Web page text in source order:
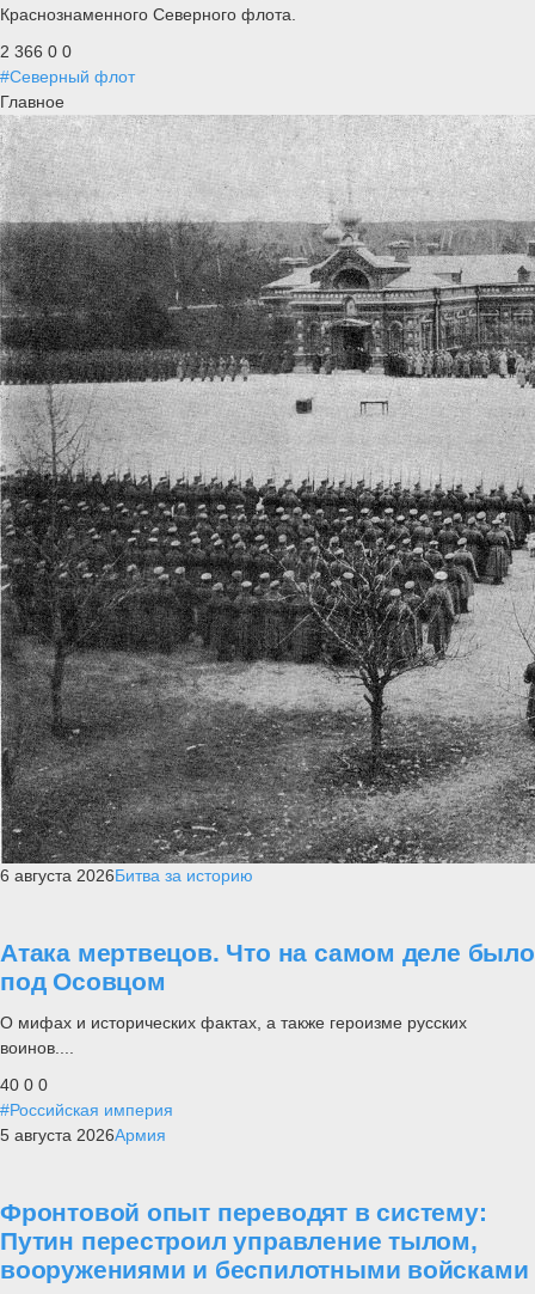
Краснознаменного Северного флота.
2 366 0 0
#Северный флот
Главное
6 августа 2026Битва за историю
Атака мертвецов. Что на самом деле было
под Осовцом
О мифах и исторических фактах, а также героизме русских
воинов....
40 0 0
#Российская империя
5 августа 2026Армия
Фронтовой опыт переводят в систему:
Путин перестроил управление тылом,
вооружениями и беспилотными войсками